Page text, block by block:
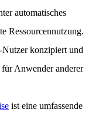
automatisches
Ressourcennutzung.
konzipiert und
Anwender anderer
ist eine umfassende